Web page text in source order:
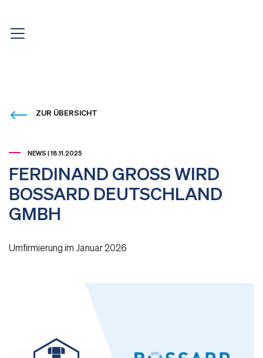
ZUR ÜBERSICHT
NEWS | 18.11.2025
FERDINAND GROSS WIRD
BOSSARD DEUTSCHLAND
GMBH
Umfirmierung im Januar 2026